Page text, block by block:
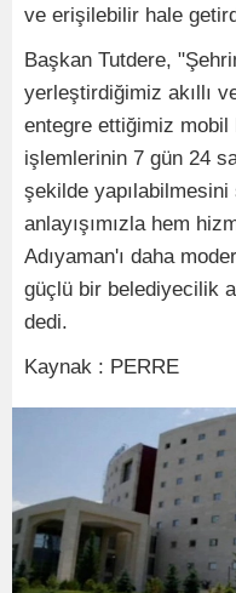
ve erişilebilir hale
Başkan Tutdere,
yerleştirdiğimiz akıllı
entegre ettiğimiz mobil
işlemlerinin 7 gün 24
şekilde
anlayışımızla hem
Adıyaman'ı daha
güçlü bir belediyecilik
dedi.
Kaynak : PERRE